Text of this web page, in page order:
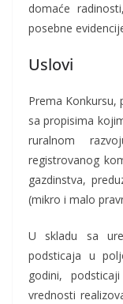
domaće
posebne
Uslovi
Prema Konkursu,
sa propisima
ruralnom
registrovanog
gazdinstva,
(mikro i malo
U skladu sa
podsticaja u
godini,
vrednosti